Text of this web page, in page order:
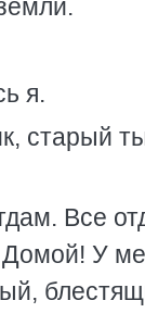
я.
старый
Все
Домой! У